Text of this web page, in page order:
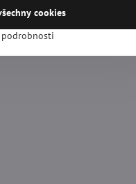
podrobnosti
cookies